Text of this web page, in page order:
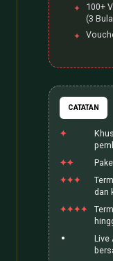
100+
(3
CATATAN
dan
Live